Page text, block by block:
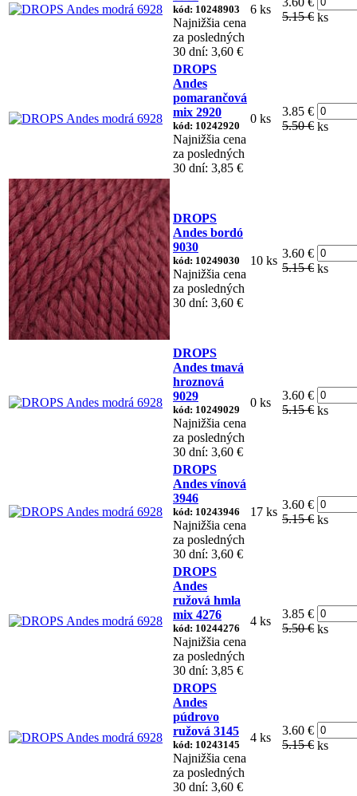
kód: 10248903
Najnižšia cena
za posledných
30 dní: 3,60 €
6 ks
5.15 € ks
DROPS
Andes
pomarančová
mix 2920
kód: 10242920
Najnižšia cena
za posledných
30 dní: 3,85 €
0 ks
3.85 €
5.50 € ks
DROPS
Andes bordó
9030
kód: 10249030
Najnižšia cena
za posledných
30 dní: 3,60 €
10 ks
3.60 €
5.15 € ks
DROPS
Andes tmavá
hroznová
9029
kód: 10249029
Najnižšia cena
za posledných
30 dní: 3,60 €
0 ks
3.60 €
5.15 € ks
DROPS
Andes vínová
3946
kód: 10243946
Najnižšia cena
za posledných
30 dní: 3,60 €
17 ks
3.60 €
5.15 € ks
DROPS
Andes
ružová hmla
mix 4276
kód: 10244276
Najnižšia cena
za posledných
30 dní: 3,85 €
4 ks
3.85 €
5.50 € ks
DROPS
Andes
púdrovo
ružová 3145
kód: 10243145
Najnižšia cena
za posledných
30 dní: 3,60 €
4 ks
3.60 €
5.15 € ks